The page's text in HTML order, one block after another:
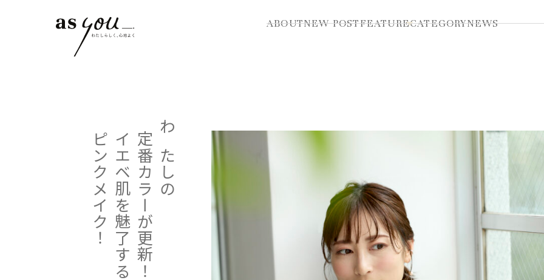
ABOUTNEW POSTFEATURECATEGORYNEWS
わたしの
定番カラーが更新！
イエベ肌を魅了する
ピンクメイク！